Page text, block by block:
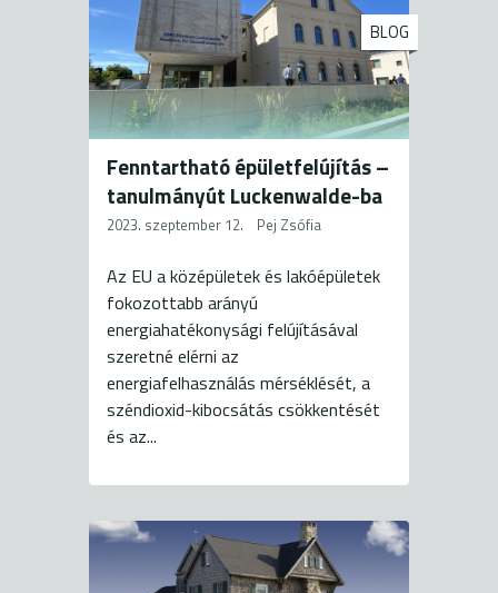
BLOG
Fenntartható épületfelújítás –
tanulmányút Luckenwalde-ba
2023. szeptember 12. Pej Zsófia
Az EU a középületek és lakóépületek
fokozottabb arányú
energiahatékonysági felújításával
szeretné elérni az
energiafelhasználás mérséklését, a
széndioxid-kibocsátás csökkentését
és az...